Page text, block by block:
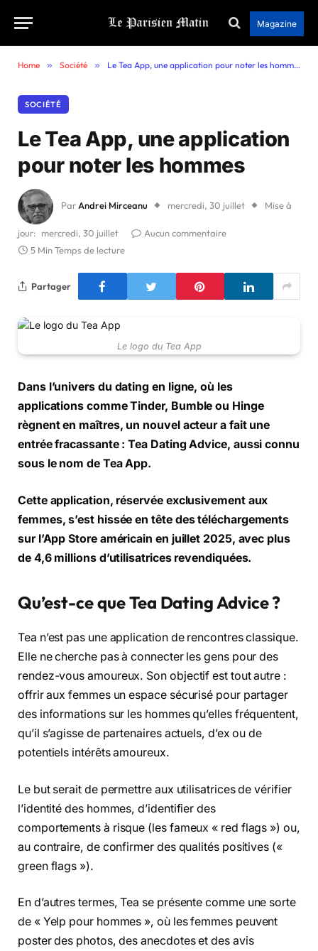
Magazine
Home » Société » Le Tea App, une application pour noter les hommes
SOCIÉTÉ
Le Tea App, une application
pour noter les hommes
Par Andrei Mirceanu mercredi, 30 juillet Mise à
jour: mercredi, 30 juillet
Aucun commentaire
5 Min Temps de lecture
Partager
Le logo du Tea App
Dans l’univers du dating en ligne, où les
applications comme Tinder, Bumble ou Hinge
règnent en maîtres, un nouvel acteur a fait une
entrée fracassante : Tea Dating Advice, aussi connu
sous le nom de Tea App.
Cette application, réservée exclusivement aux
femmes, s’est hissée en tête des téléchargements
sur l’App Store américain en juillet 2025, avec plus
de 4,6 millions d’utilisatrices revendiquées.
Qu’est-ce que Tea Dating Advice ?
Tea n’est pas une application de rencontres classique.
Elle ne cherche pas à connecter les gens pour des
rendez-vous amoureux. Son objectif est tout autre :
offrir aux femmes un espace sécurisé pour partager
des informations sur les hommes qu’elles fréquentent,
qu’il s’agisse de partenaires actuels, d’ex ou de
potentiels intérêts amoureux.
Le but serait de permettre aux utilisatrices de vérifier
l’identité des hommes, d’identifier des
comportements à risque (les fameux « red flags ») ou,
au contraire, de confirmer des qualités positives («
green flags »).
En d’autres termes, Tea se présente comme une sorte
de « Yelp pour hommes », où les femmes peuvent
poster des photos, des anecdotes et des avis